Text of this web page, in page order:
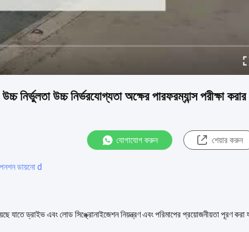
উচ্চ নির্ভরযোগ্যতা অক্ষের পারফরম্যান্স পরীক্ষা করার
যোগাযোগ করুন শেয়ার করুন
ডায়নো d
যাতে ড্রাইভ এবং লোড সিঙ্ক্রোনাইজেশন নিয়ন্ত্রণ এবং পরিমাপের প্রয়োজনীয়তা পূরণ করা